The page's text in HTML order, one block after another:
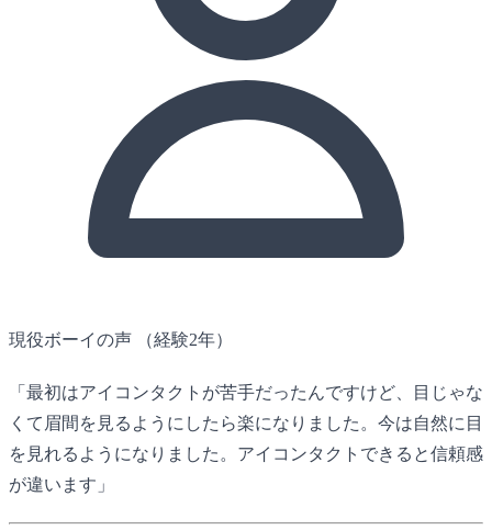
現役ボーイの声 （経験2年）
「最初はアイコンタクトが苦手だったんですけど、目じゃな
くて眉間を見るようにしたら楽になりました。今は自然に目
を見れるようになりました。アイコンタクトできると信頼感
が違います」